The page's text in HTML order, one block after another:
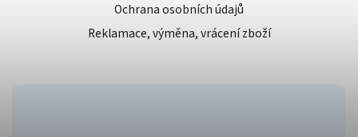
Ochrana osobních údajů
Reklamace, výměna, vrácení zboží